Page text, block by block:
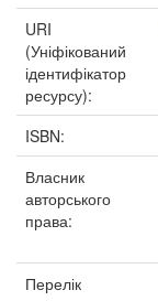
URI
(Уніфікований
ідентифікатор
ресурсу):
ISBN:
Власник
авторського
права:
Перелік